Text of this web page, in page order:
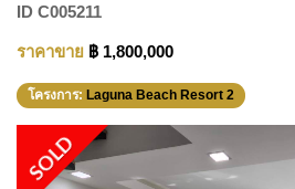
ID C005211
ราคาขาย ฿ 1,800,000
โครงการ: Laguna Beach Resort 2
SOLD